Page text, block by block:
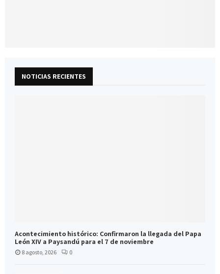
NOTICIAS RECIENTES
Acontecimiento histórico: Confirmaron la llegada del Papa
León XIV a Paysandú para el 7 de noviembre
8 agosto, 2026 0